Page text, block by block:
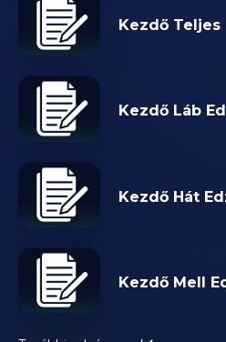
Kezdő Teljes
Kezdő Láb
Kezdő Hát
Kezdő Mell